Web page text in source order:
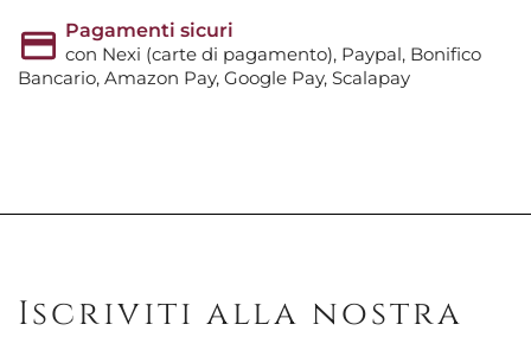
Pagamenti sicuri
con Nexi (carte di pagamento), Paypal, Bonifico
Bancario, Amazon Pay, Google Pay, Scalapay
Iscriviti alla nostra